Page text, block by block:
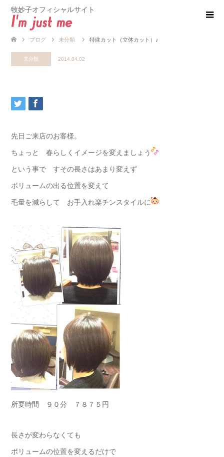
牧妙子オフィシャルサイト
ブログ 未分類 特殊カット（立体カット）♪
未分類 2014.04.02
先日ご来店のお客様。
ちょっと 春らしくイメージを変えましょう
という事で すその長さはあまり変えず
ボリュームの出る位置を変えて
毛量を減らして お手入れ楽チンスタイルに
所要時間 ９０分 ７８７５円
長さが変わらなくても
ボリュームの位置を変えるだけで